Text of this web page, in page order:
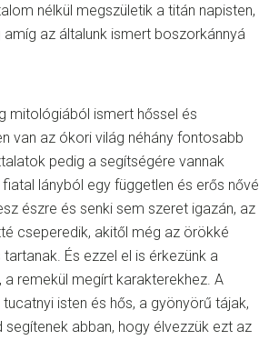
nélkül megszületik a titán napisten,
az általunk ismert boszorkánnyá
mitológiából ismert hőssel és
van az ókori világ néhány fontosabb
pedig a segítségére vannak
lányból egy független és erős nővé
észre és senki sem szeret igazán, az
cseperedik, akitől még az örökké
És ezzel el is érkezünk a
remekül megírt karakterekhez. A
isten és hős, a gyönyörű tájak,
abban, hogy élvezzük ezt az